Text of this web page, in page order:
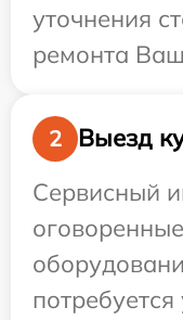
уточнения
ремонта
2
Выезд
Сервисный